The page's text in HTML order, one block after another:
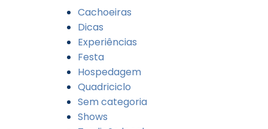
Cachoeiras
Dicas
Experiências
Festa
Hospedagem
Quadriciclo
Sem categoria
Shows